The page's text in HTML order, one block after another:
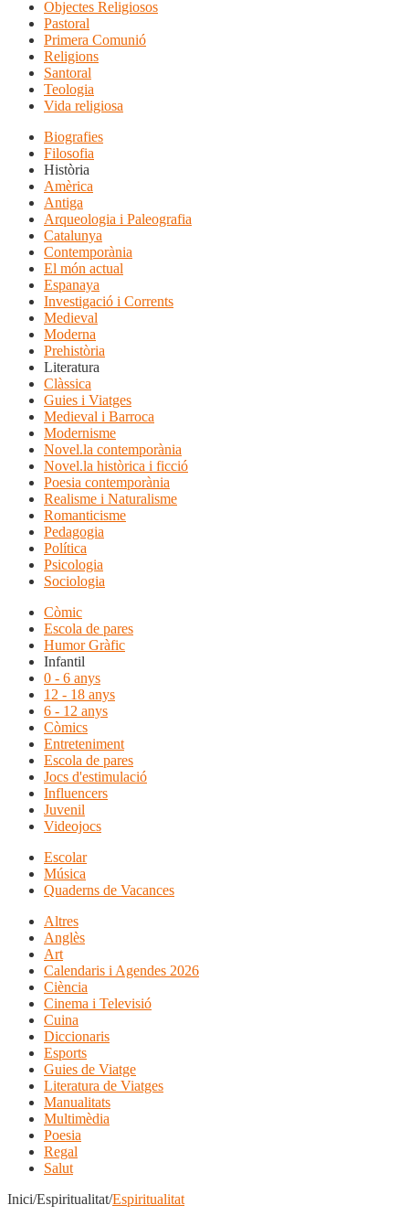
Objectes Religiosos
Pastoral
Primera Comunió
Religions
Santoral
Teologia
Vida religiosa
Biografies
Filosofia
Història
Amèrica
Antiga
Arqueologia i Paleografia
Catalunya
Contemporània
El món actual
Espanaya
Investigació i Corrents
Medieval
Moderna
Prehistòria
Literatura
Clàssica
Guies i Viatges
Medieval i Barroca
Modernisme
Novel.la contemporània
Novel.la històrica i ficció
Poesia contemporània
Realisme i Naturalisme
Romanticisme
Pedagogia
Política
Psicologia
Sociologia
Còmic
Escola de pares
Humor Gràfic
Infantil
0 - 6 anys
12 - 18 anys
6 - 12 anys
Còmics
Entreteniment
Escola de pares
Jocs d'estimulació
Influencers
Juvenil
Videojocs
Escolar
Música
Quaderns de Vacances
Altres
Anglès
Art
Calendaris i Agendes 2026
Ciència
Cinema i Televisió
Cuina
Diccionaris
Esports
Guies de Viatge
Literatura de Viatges
Manualitats
Multimèdia
Poesia
Regal
Salut
Inici/Espiritualitat/Espiritualitat